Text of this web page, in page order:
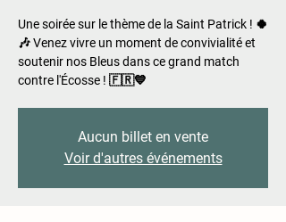
Une soirée sur le thème de la Saint Patrick ! 🍀
🎶 Venez vivre un moment de convivialité et
soutenir nos Bleus dans ce grand match
contre l'Écosse ! 🇫🇷💙
Aucun billet en vente
Voir d'autres événements